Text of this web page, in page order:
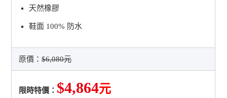
天然橡膠
鞋面 100% 防水
原價：$6,080元
限時特價： $4,864元